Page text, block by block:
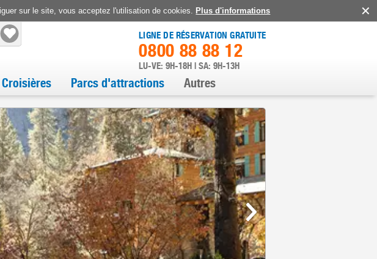
sur le site, vous acceptez l'utilisation de cookies. Plus d'informations
LIGNE DE RÉSERVATION GRATUITE
0800 88 88 12
LU-VE: 9H-18H | SA: 9H-13H
Croisières Parcs d'attractions Autres